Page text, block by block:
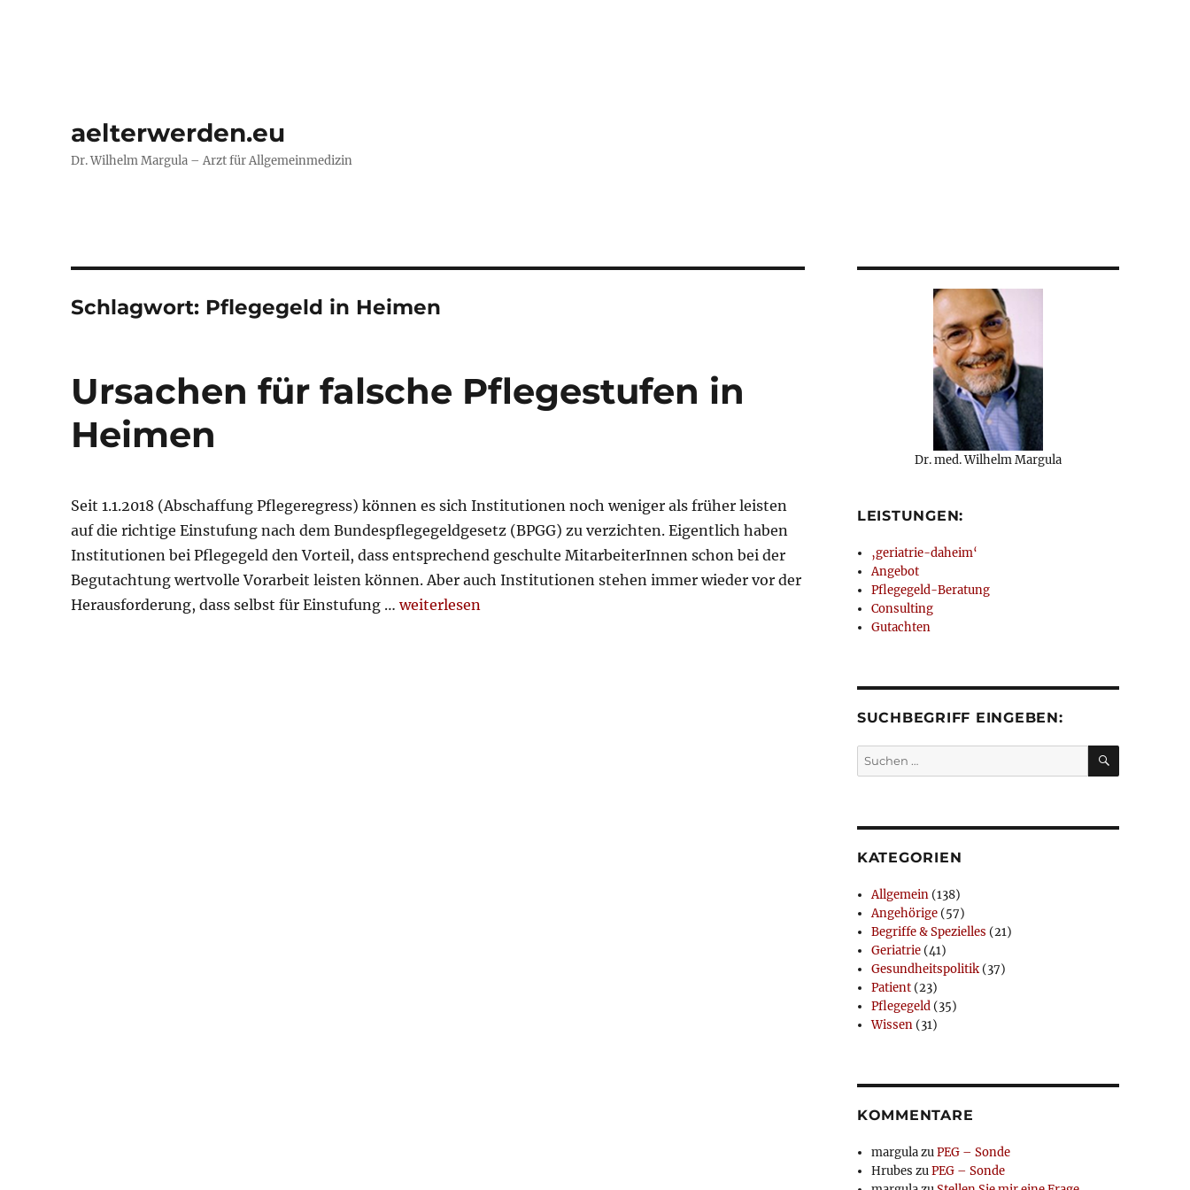
aelterwerden.eu
Dr. Wilhelm Margula – Arzt für Allgemeinmedizin
Schlagwort: Pflegegeld in Heimen
Ursachen für falsche Pflegestufen in
Heimen
Seit 1.1.2018 (Abschaffung Pflegeregress) können es sich Institutionen noch weniger als früher leisten
auf die richtige Einstufung nach dem Bundespflegegeldgesetz (BPGG) zu verzichten. Eigentlich haben
Institutionen bei Pflegegeld den Vorteil, dass entsprechend geschulte MitarbeiterInnen schon bei der
Begutachtung wertvolle Vorarbeit leisten können. Aber auch Institutionen stehen immer wieder vor der
Herausforderung, dass selbst für Einstufung …„Ursachen für falsche Pflegestufen in Heimen“
weiterlesen
Dr. med. Wilhelm Margula
LEISTUNGEN:
‚geriatrie-daheim‘
Angebot
Pflegegeld-Beratung
Consulting
Gutachten
SUCHBEGRIFF EINGEBEN:
Suchen
nach:
SUCHEN
KATEGORIEN
Allgemein (138)
Angehörige (57)
Begriffe & Spezielles (21)
Geriatrie (41)
Gesundheitspolitik (37)
Patient (23)
Pflegegeld (35)
Wissen (31)
KOMMENTARE
margulazuPEG – Sonde
Hrubes zuPEG – Sonde